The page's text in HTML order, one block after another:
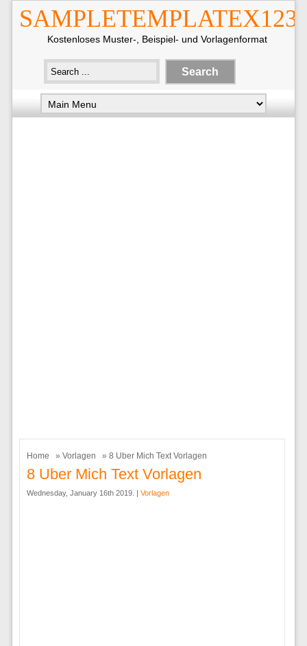
Kostenloses Muster-, Beispiel- und Vorlagenformat
Home » Vorlagen » 8 Uber Mich Text Vorlagen
8 Uber Mich Text Vorlagen
Wednesday, January 16th 2019. | Vorlagen